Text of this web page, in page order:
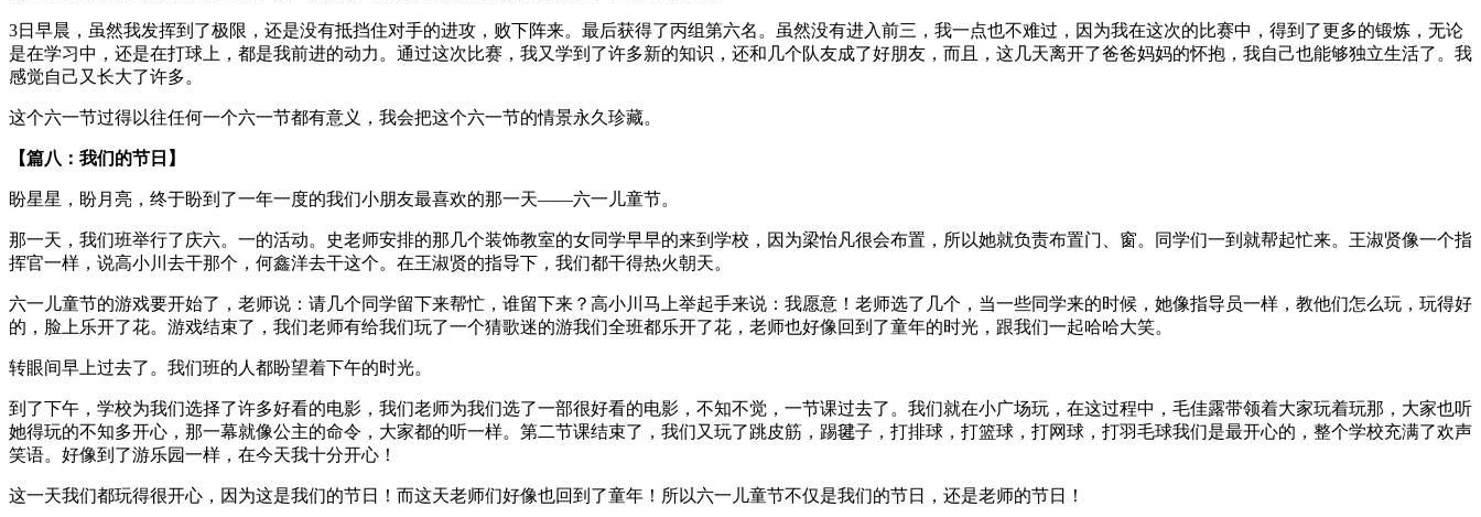
3日早晨，虽然我发挥到了极限，还是没有抵挡住对手的进攻，败下阵来。最后获得了丙组第六名。虽然没有进入前三，我一点也不难过，因为我在这次的比赛中，得到了更多的锻炼，无论
是在学习中，还是在打球上，都是我前进的动力。通过这次比赛，我又学到了许多新的知识，还和几个队友成了好朋友，而且，这几天离开了爸爸妈妈的怀抱，我自己也能够独立生活了。我
感觉自己又长大了许多。
这个六一节过得以往任何一个六一节都有意义，我会把这个六一节的情景永久珍藏。
【篇八：我们的节日】
盼星星，盼月亮，终于盼到了一年一度的我们小朋友最喜欢的那一天——六一儿童节。
那一天，我们班举行了庆六。一的活动。史老师安排的那几个装饰教室的女同学早早的来到学校，因为梁怡凡很会布置，所以她就负责布置门、窗。同学们一到就帮起忙来。王淑贤像一个指
挥官一样，说高小川去干那个，何鑫洋去干这个。在王淑贤的指导下，我们都干得热火朝天。
六一儿童节的游戏要开始了，老师说：请几个同学留下来帮忙，谁留下来？高小川马上举起手来说：我愿意！老师选了几个，当一些同学来的时候，她像指导员一样，教他们怎么玩，玩得好
的，脸上乐开了花。游戏结束了，我们老师有给我们玩了一个猜歌迷的游我们全班都乐开了花，老师也好像回到了童年的时光，跟我们一起哈哈大笑。
转眼间早上过去了。我们班的人都盼望着下午的时光。
到了下午，学校为我们选择了许多好看的电影，我们老师为我们选了一部很好看的电影，不知不觉，一节课过去了。我们就在小广场玩，在这过程中，毛佳露带领着大家玩着玩那，大家也听
她得玩的不知多开心，那一幕就像公主的命令，大家都的听一样。第二节课结束了，我们又玩了跳皮筋，踢毽子，打排球，打篮球，打网球，打羽毛球我们是最开心的，整个学校充满了欢声
笑语。好像到了游乐园一样，在今天我十分开心！
这一天我们都玩得很开心，因为这是我们的节日！而这天老师们好像也回到了童年！所以六一儿童节不仅是我们的节日，还是老师的节日！